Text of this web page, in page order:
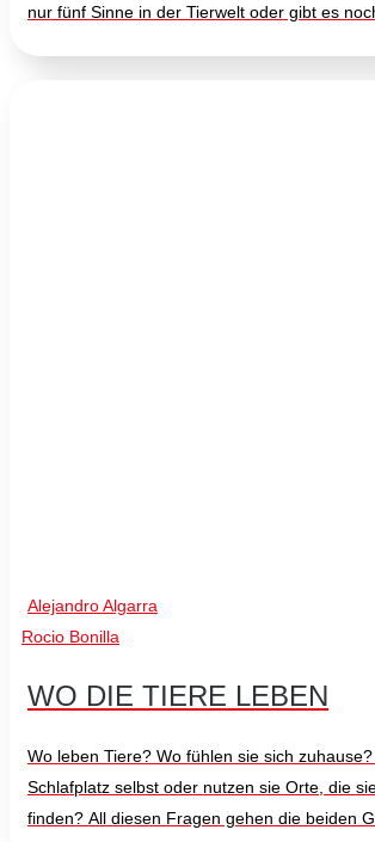
nur fünf Sinne in der Tierwelt oder gibt es
Alejandro Algarra
Rocio Bonilla
WO DIE TIERE LEBEN
Wo leben Tiere? Wo fühlen sie sich
Schlafplatz selbst oder nutzen sie Orte, die
finden? All diesen Fragen gehen die beiden